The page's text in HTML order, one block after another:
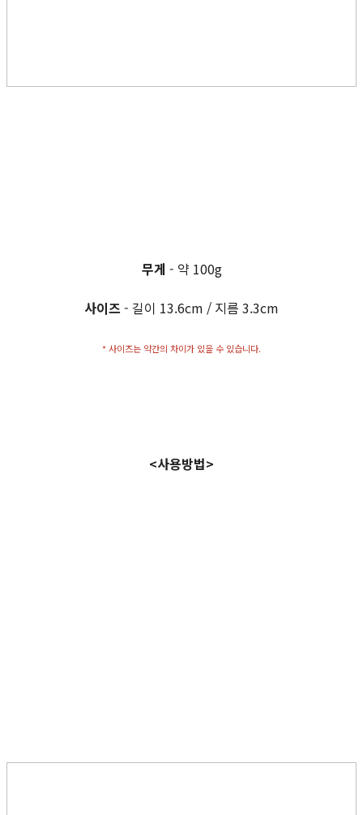
무게 - 약 100g
사이즈 - 길이 13.6cm / 지름 3.3cm
* 사이즈는 약간의 차이가 있을 수 있습니다.
<사용방법>